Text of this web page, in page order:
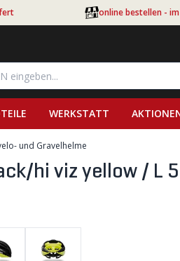
online bestellen -
WERKSTATT
und Gravelhelme
hi viz yellow / L